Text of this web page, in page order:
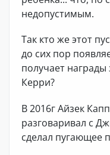
недопустимым.
Так кто же этот
до сих пор
получает
Керри?
В 2016г Айзек
разговаривал с
сделал пугающее